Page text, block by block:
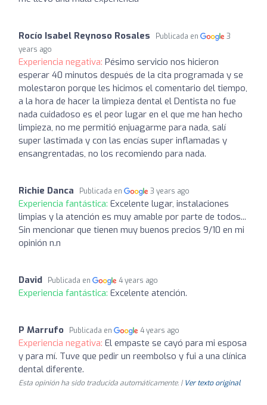
Rocío Isabel Reynoso Rosales Publicada en
3
years ago
Experiencia negativa: Pésimo servicio nos hicieron
esperar 40 minutos después de la cita programada y se
molestaron porque les hicimos el comentario del tiempo,
a la hora de hacer la limpieza dental el Dentista no fue
nada cuidadoso es el peor lugar en el que me han hecho
limpieza, no me permitió enjuagarme para nada, salí
super lastimada y con las encías super inflamadas y
ensangrentadas, no los recomiendo para nada.
Richie Danca Publicada en 3 years ago
Experiencia fantástica: Excelente lugar, instalaciones
limpias y la atención es muy amable por parte de todos...
Sin mencionar que tienen muy buenos precios 9/10 en mi
opinión n.n
David Publicada en 4 years ago
Experiencia fantástica: Excelente atención.
P Marrufo Publicada en 4 years ago
Experiencia negativa: El empaste se cayó para mi esposa
y para mí. Tuve que pedir un reembolso y fui a una clínica
dental diferente.
Esta opinión ha sido traducida automáticamente. | Ver texto original